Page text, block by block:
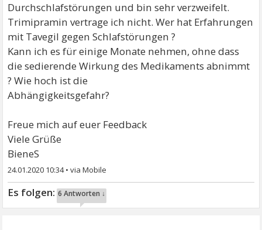
Durchschlafstörungen und bin sehr verzweifelt.
Trimipramin vertrage ich nicht. Wer hat Erfahrungen
mit Tavegil gegen Schlafstörungen ?
Kann ich es für einige Monate nehmen, ohne dass
die sedierende Wirkung des Medikaments abnimmt
? Wie hoch ist die
Abhängigkeitsgefahr?
Freue mich auf euer Feedback
Viele Grüße
BieneS
24.01.2020 10:34•
6 Antworten ↓